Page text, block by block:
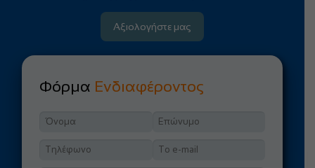
Αξιολογήστε μας
Φόρμα Ενδιαφέροντος